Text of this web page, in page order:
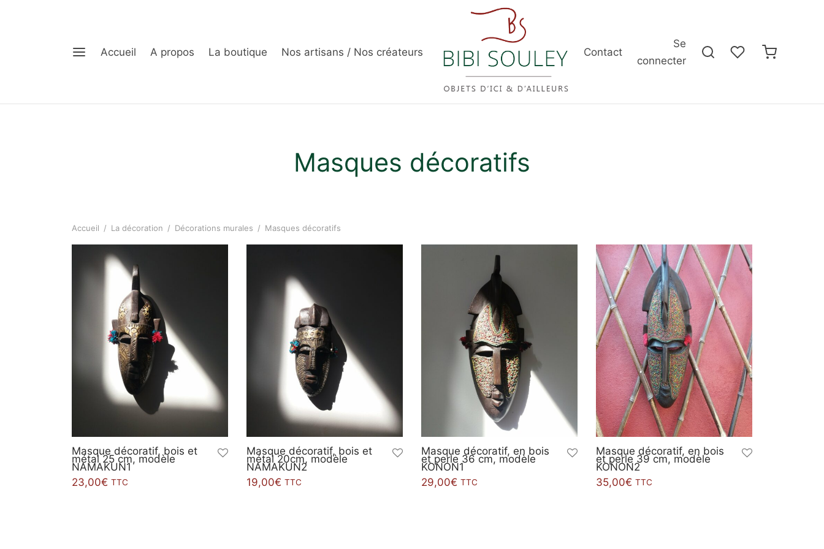
Accueil A propos La boutique Nos artisans / Nos créateurs Contact
Se
connecter
Masques décoratifs
Accueil / La décoration / Décorations murales / Masques décoratifs
Masque décoratif, bois et
métal 25 cm, modèle
NAMAKUN1
23,00€ TTC
Masque décoratif, bois et
métal 20cm, modèle
NAMAKUN2
19,00€ TTC
Masque décoratif, en bois
et perle 36 cm, modèle
KONON1
29,00€ TTC
Masque décoratif, en bois
et perle 39 cm, modèle
KONON2
35,00€ TTC